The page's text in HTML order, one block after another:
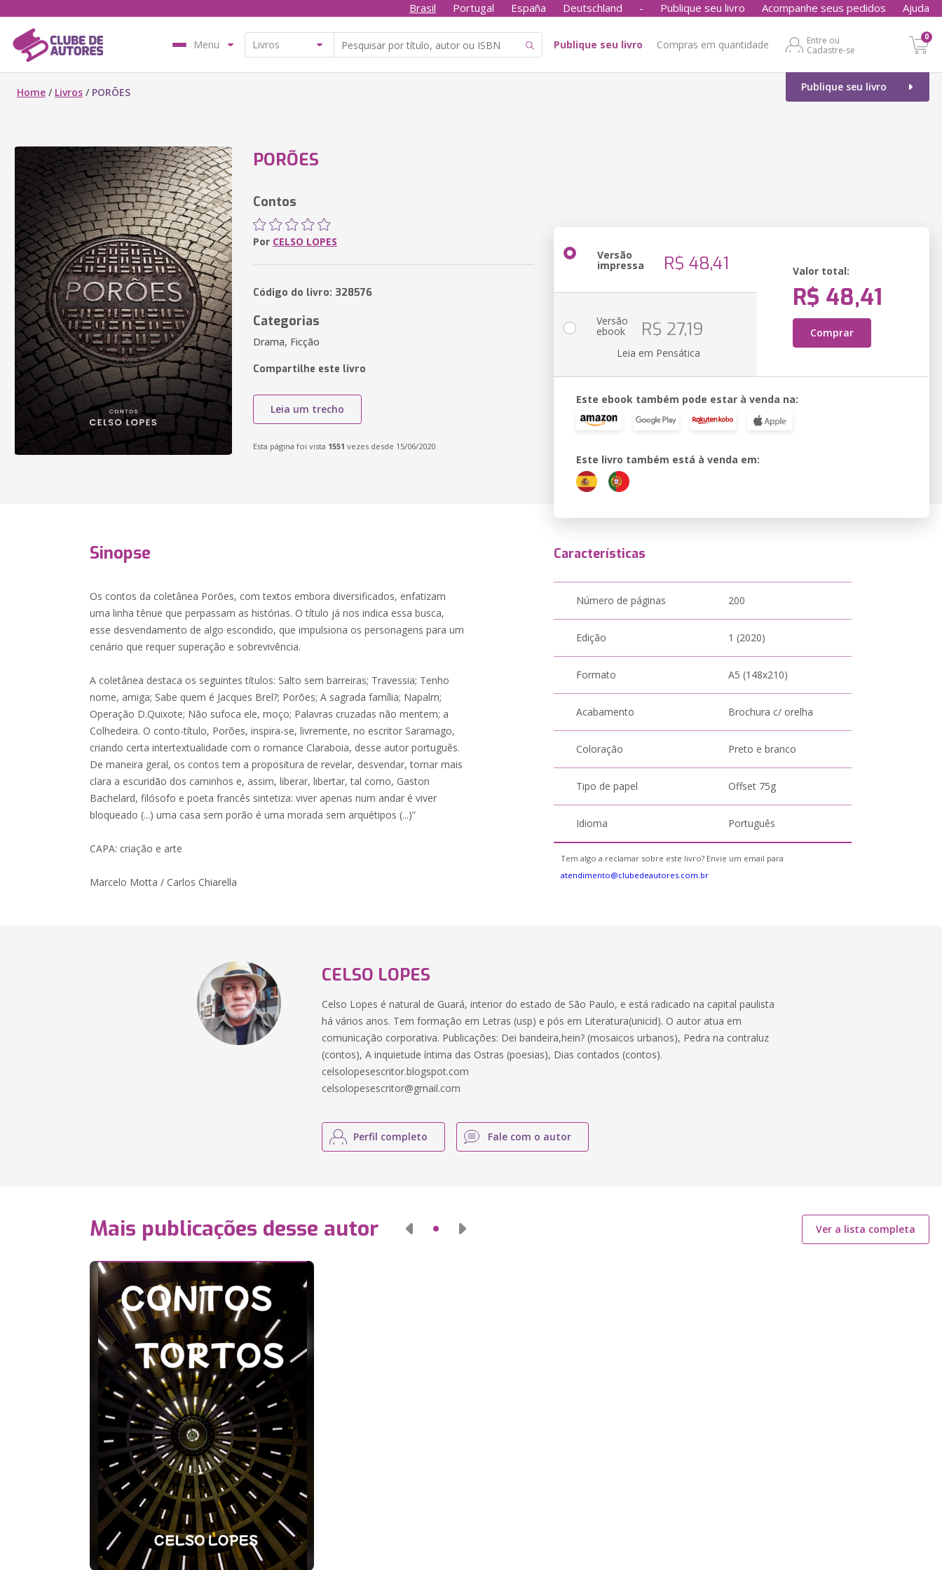
Brasil Portugal España Deutschland - Publique seu livro Acompanhe seus pedidos Ajuda
Menu Publique seu livro Compras em quantidade
Entre ou
Cadastre-se
0
Publique seu livro
Home / Livros / PORÕES
PORÕES
Contos
Por CELSO LOPES
Código do livro: 328576
Categorias
Drama, Ficção
Compartilhe este livro
Leia um trecho
Esta página foi vista 1551 vezes desde 15/06/2020
Versão
impressa R$ 48,41 Valor total:
R$ 48,41
Comprar
Versão
ebook R$ 27,19
Leia em Pensática
Este ebook também pode estar à venda na:
Este livro também está à venda em:
Sinopse
Os contos da coletânea Porões, com textos embora diversificados, enfatizam
uma linha tênue que perpassam as histórias. O título já nos indica essa busca,
esse desvendamento de algo escondido, que impulsiona os personagens para um
cenário que requer superação e sobrevivência.
A coletânea destaca os seguintes títulos: Salto sem barreiras; Travessia; Tenho
nome, amiga; Sabe quem é Jacques Brel?; Porões; A sagrada família; Napalm;
Operação D.Quixote; Não sufoca ele, moço; Palavras cruzadas não mentem; a
Colhedeira. O conto-título, Porões, inspira-se, livremente, no escritor Saramago,
criando certa intertextualidade com o romance Claraboia, desse autor português.
De maneira geral, os contos tem a propositura de revelar, desvendar, tornar mais
clara a escuridão dos caminhos e, assim, liberar, libertar, tal como, Gaston
Bachelard, filósofo e poeta francês sintetiza: viver apenas num andar é viver
bloqueado (...) uma casa sem porão é uma morada sem arquétipos (...)”
CAPA: criação e arte
Marcelo Motta / Carlos Chiarella
Características
Número de páginas 200
Edição 1 (2020)
Formato A5 (148x210)
Acabamento Brochura c/ orelha
Coloração Preto e branco
Tipo de papel Offset 75g
Idioma Português
Tem algo a reclamar sobre este livro? Envie um email para
atendimento@clubedeautores.com.br
CELSO LOPES
Celso Lopes é natural de Guará, interior do estado de São Paulo, e está radicado na capital paulista
há vários anos. Tem formação em Letras (usp) e pós em Literatura(unicid). O autor atua em
comunicação corporativa. Publicações: Dei bandeira,hein? (mosaicos urbanos), Pedra na contraluz
(contos), A inquietude íntima das Ostras (poesias), Dias contados (contos).
celsolopesescritor.blogspot.com
celsolopesescritor@gmail.com
Perfil completo Fale com o autor
Mais publicações desse autor Ver a lista completa